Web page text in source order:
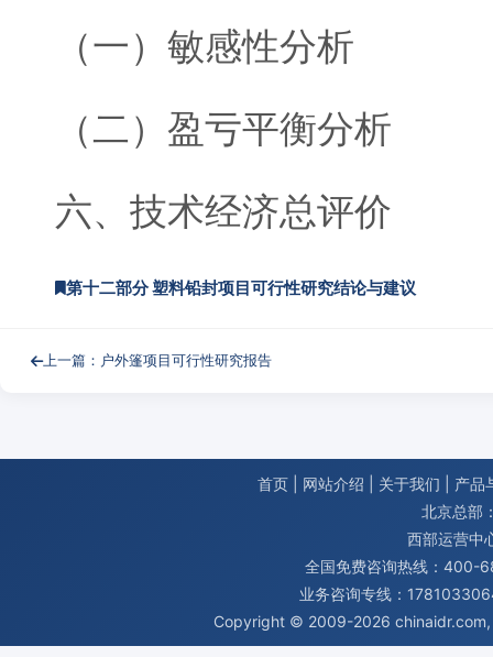
（一）敏感性分析
（二）盈亏平衡分析
六、技术经济总评价
第十二部分 塑料铅封项目可行性研究结论与建议
上一篇：户外篷项目可行性研究报告
首页 网站介绍 关于我们
产品
北京总部
西部运营中
全国免费咨询热线：400-
业务咨询专线：
Copyright © 2009-2026 chinaidr.com